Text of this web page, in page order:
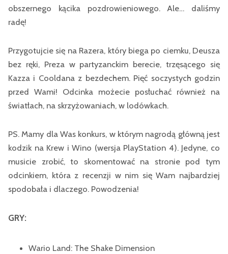
obszernego kącika pozdrowieniowego. Ale… daliśmy
radę!
Przygotujcie się na Razera, który biega po ciemku, Deusza
bez ręki, Preza w partyzanckim berecie, trzęsącego się
Kazza i Cooldana z bezdechem. Pięć soczystych godzin
przed Wami! Odcinka możecie posłuchać również na
światłach, na skrzyżowaniach, w lodówkach.
PS. Mamy dla Was konkurs, w którym nagrodą główną jest
kodzik na Krew i Wino (wersja PlayStation 4). Jedyne, co
musicie zrobić, to skomentować na stronie pod tym
odcinkiem, która z recenzji w nim się Wam najbardziej
spodobała i dlaczego. Powodzenia!
GRY:
Wario Land: The Shake Dimension